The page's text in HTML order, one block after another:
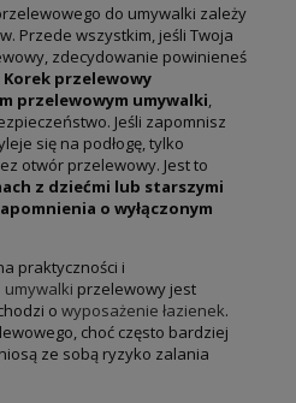
do umywalki zależy
Przede wszystkim, jeśli Twoja
zdecydowanie powinieneś
Korek przelewowy
przelewowym umywalki,
Jeśli zapomnisz
się na podłogę, tylko
otwór przelewowy. Jest to
z dziećmi lub starszymi
o wyłączonym
praktyczności i
umywalki przelewowy jest
o wyposażenie łazienek.
choć często bardziej
ze sobą ryzyko zalania